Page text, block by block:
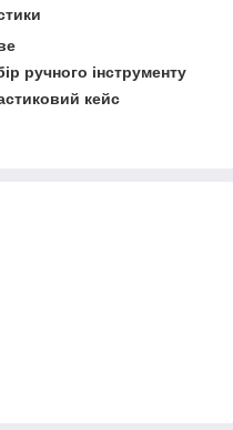
ручного інструменту
кейс